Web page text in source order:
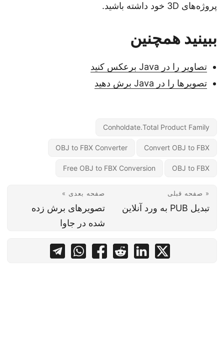
پروژه‌های 3D خود داشته باشید.
ببینید همچنین
تصاویر را در Java برعکس کنید
تصویرها را در Java برش دهید
Conholdate.Total Product Family
Convert OBJ to FBX
OBJ to FBX Converter
OBJ to FBX
Free OBJ to FBX Conversion
« صفحه قبلی
تبدیل PUB به ورد آنلاین
صفحه بعدی »
تصویرهای برش زده
شده در جاوا